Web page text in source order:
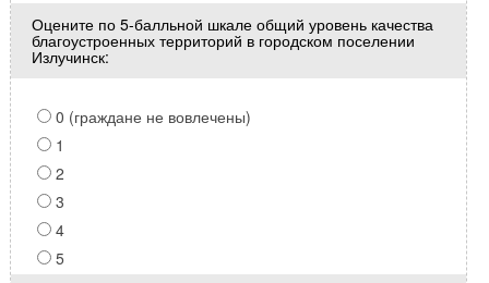
Оцените по 5-балльной шкале общий уровень качества
благоустроенных территорий в городском поселении
Излучинск:
0 (граждане не вовлечены)
1
2
3
4
5